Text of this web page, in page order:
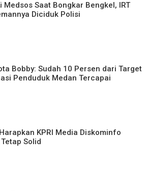
Medsos Saat Bongkar Bengkel, IRT
Diciduk Polisi
Bobby: Sudah 10 Persen dari Target
Penduduk Medan Tercapai
KPRI Media Diskominfo
Solid